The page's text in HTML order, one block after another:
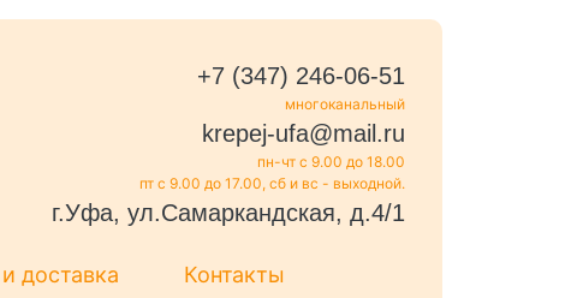
+7 (347) 246-06-51
многоканальный
krepej-ufa@mail.ru
пн-чт с 9.00 до 18.00
пт с 9.00 до 17.00, сб и вс - выходной.
г.Уфа, ул.Самаркандская, д.4/1
доставка Контакты